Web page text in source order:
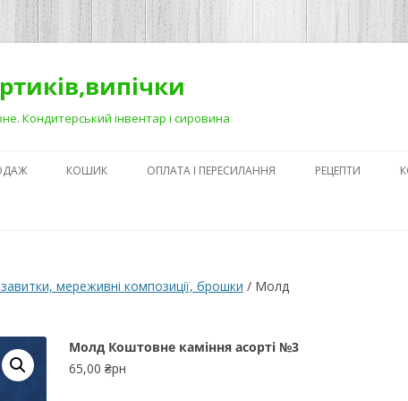
Кондитерський інвентар і сировина
КОШИК ОПЛАТА І ПЕРЕСИЛАННЯ РЕЦЕПТИ
АБО ЯК
мереживні композиції, брошки / Молд
Молд Коштовне каміння асорті №3
65,00 ₴рн